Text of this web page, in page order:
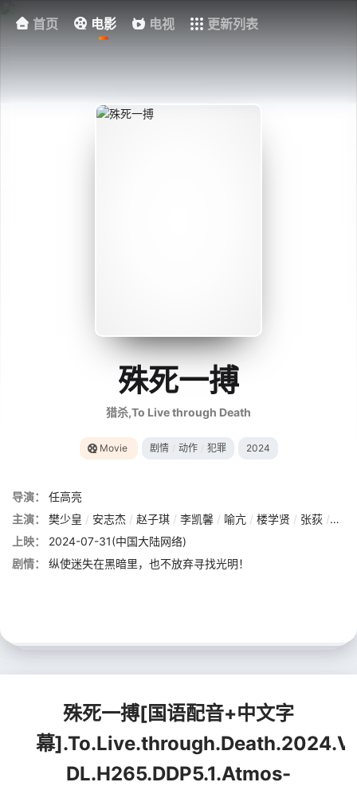
首页 电影 电视 更新列表
殊死一搏
猎杀,To Live through Death
Movie 剧情 动作 犯罪 2024
导演：
任高亮
主演：
樊少皇 / 安志杰 / 赵子琪 / 李凯馨 / 喻亢 / 楼学贤 / 张荻 / 任
上映：
2024-07-31(中国大陆网络)
剧情：
纵使迷失在黑暗里，也不放弃寻找光明！
殊死一搏[国语配音+中文字
幕
DL.H265.DDP5.1.Atmos-